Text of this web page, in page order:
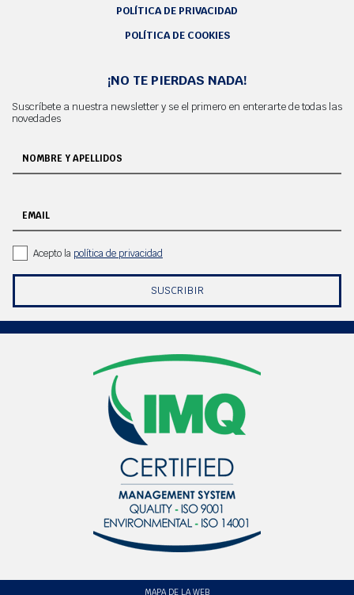
POLÍTICA DE PRIVACIDAD
POLÍTICA DE COOKIES
¡NO TE PIERDAS NADA!
Suscríbete a nuestra newsletter y se el primero en enterarte de todas las
novedades
NOMBRE Y APELLIDOS
EMAIL
Acepto la política de privacidad
SUSCRIBIR
MAPA DE LA WEB